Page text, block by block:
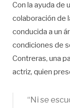
Con la ayuda de
colaboración de
conducida a un
condiciones de
Contreras, una
actriz, quien
“Ni se